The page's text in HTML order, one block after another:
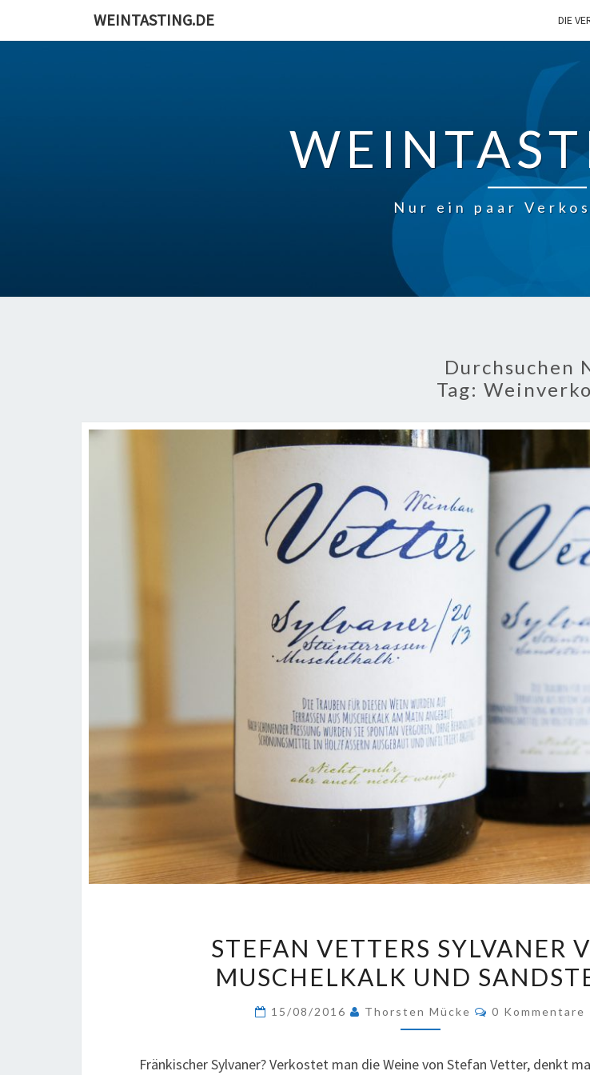
WEINTASTING.DE DIE
Nur ein paar
Durchsuchen
Tag:
VETTERS
SYLVANER
MUSCHELKALK
STEFAN VETTERS SYLVANER
MUSCHELKALK UND
15/08/2016 Thorsten Mücke Kommentare
0 Kommentare
Fränkischer Sylvaner? Verkostet man die Weine von Stefan Vetter, denkt